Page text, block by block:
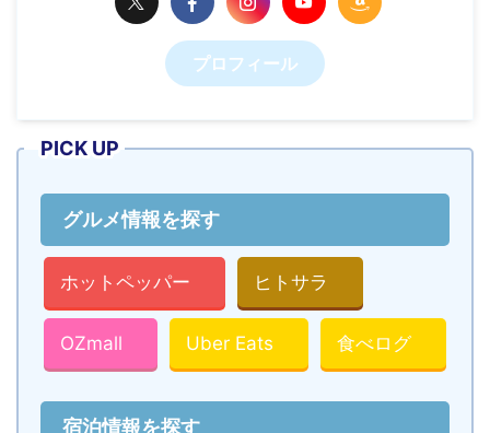
プロフィール
PICK UP
グルメ情報を探す
ホットペッパー ヒトサラ
OZmall Uber Eats 食べログ
宿泊情報を探す